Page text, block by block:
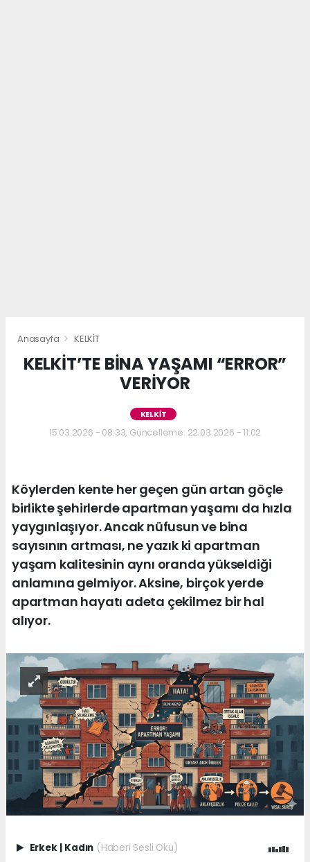
Anasayfa KELKİT
KELKİT’TE BİNA YAŞAMI “ERROR”
VERİYOR
KELKİT
15.03.2026 - 08:33, Güncelleme: 22.03.2026 - 11:02
Köylerden kente her geçen gün artan göçle
birlikte şehirlerde apartman yaşamı da hızla
yaygınlaşıyor. Ancak nüfusun ve bina
sayısının artması, ne yazık ki apartman
yaşam kalitesinin aynı oranda yükseldiği
anlamına gelmiyor. Aksine, birçok yerde
apartman hayatı adeta çekilmez bir hal
alıyor.
Erkek Kadın (Haberi Sesli Oku)